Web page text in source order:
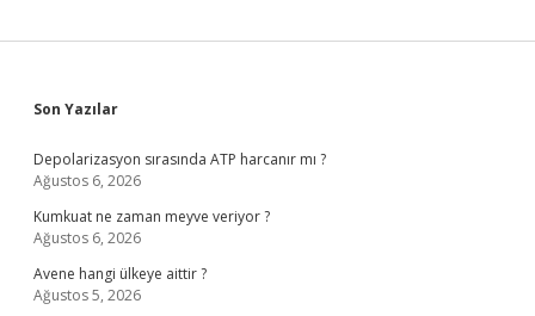
Sidebar
Son Yazılar
Depolarizasyon sırasında ATP harcanır mı ?
Ağustos 6, 2026
Kumkuat ne zaman meyve veriyor ?
Ağustos 6, 2026
Avene hangi ülkeye aittir ?
Ağustos 5, 2026